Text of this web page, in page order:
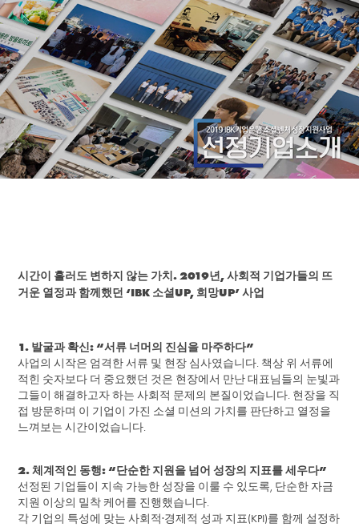
시간이 흘러도 변하지 않는 가치. 2019년, 사회적 기업가들의 뜨
거운 열정과 함께했던 ‘IBK 소셜UP, 희망UP’ 사업
1. 발굴과 확신: “서류 너머의 진심을 마주하다”
사업의 시작은 엄격한 서류 및 현장 심사였습니다. 책상 위 서류에
적힌 숫자보다 더 중요했던 것은 현장에서 만난 대표님들의 눈빛과
그들이 해결하고자 하는 사회적 문제의 본질이었습니다. 현장을 직
접 방문하며 이 기업이 가진 소셜 미션의 가치를 판단하고 열정을
느껴보는 시간이었습니다.
2. 체계적인 동행: “단순한 지원을 넘어 성장의 지표를 세우다”
선정된 기업들이 지속 가능한 성장을 이룰 수 있도록, 단순한 자금
지원 이상의 밀착 케어를 진행했습니다.
각 기업의 특성에 맞는 사회적·경제적 성과 지표(KPI)를 함께 설정하